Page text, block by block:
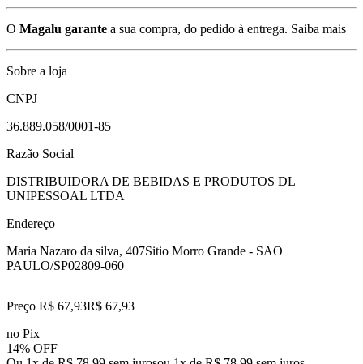
O Magalu garante a sua compra, do pedido à entrega. Saiba mais
Sobre a loja
CNPJ
36.889.058/0001-85
Razão Social
DISTRIBUIDORA DE BEBIDAS E PRODUTOS DL
UNIPESSOAL LTDA
Endereço
Maria Nazaro da silva, 407Sitio Morro Grande - SAO
PAULO/SP02809-060
Preço R$ 67,93R$ 67,93
no Pix
14% OFF